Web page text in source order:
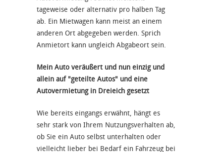
tageweise oder alternativ pro halben Tag
ab. Ein Mietwagen kann meist an einem
anderen Ort abgegeben werden. Sprich
Anmietort kann ungleich Abgabeort sein.
Mein Auto veräußert und nun einzig und
allein auf "geteilte Autos" und eine
Autovermietung in Dreieich gesetzt
Wie bereits eingangs erwähnt, hängt es
sehr stark von Ihrem Nutzungsverhalten ab,
ob Sie ein Auto selbst unterhalten oder
vielleicht lieber bei Bedarf ein Fahrzeug bei